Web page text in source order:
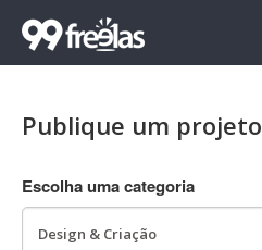
Publique um projeto
Escolha uma categoria